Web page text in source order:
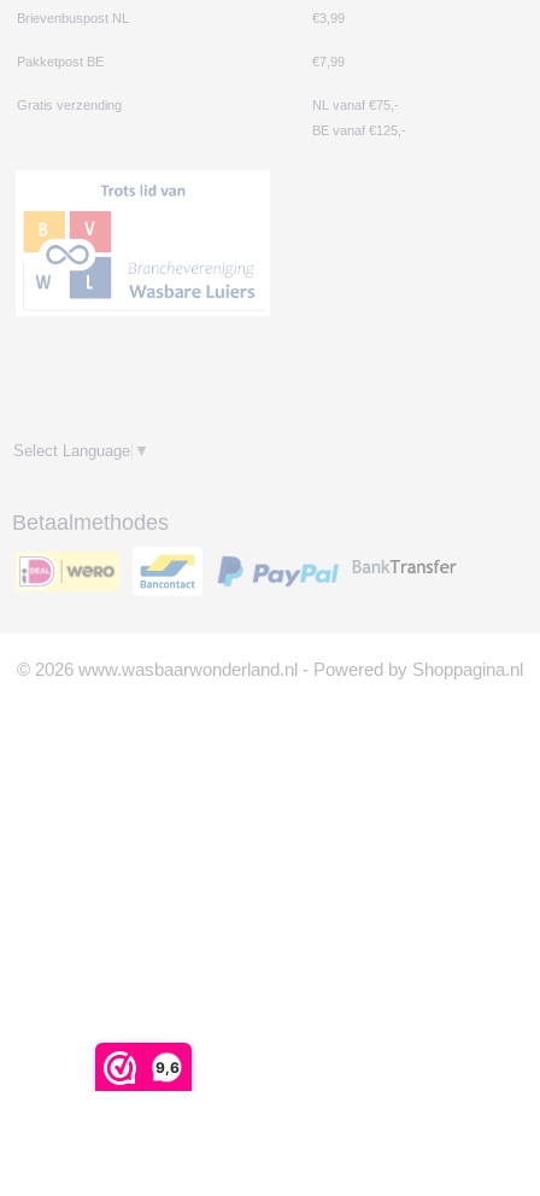
9,6
Brievenbuspost NL €3,99
Pakketpost BE €7,99
Gratis verzending
NL vanaf €75,-
BE vanaf €125,-
Select Language ▼
Betaalmethodes
© 2026 www.wasbaarwonderland.nl - Powered by Shoppagina.nl